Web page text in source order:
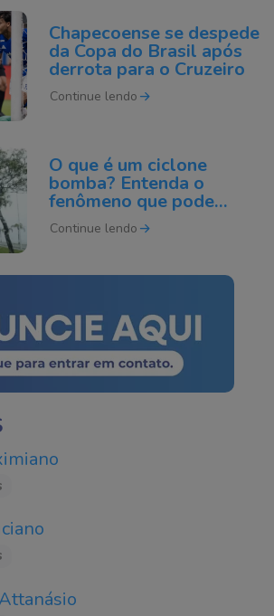
Chapecoense se despede
da Copa do Brasil após
derrota para o Cruzeiro
Continue lendo
O que é um ciclone
bomba? Entenda o
fenômeno que pode
atingir o Sul do Brasil
Continue lendo